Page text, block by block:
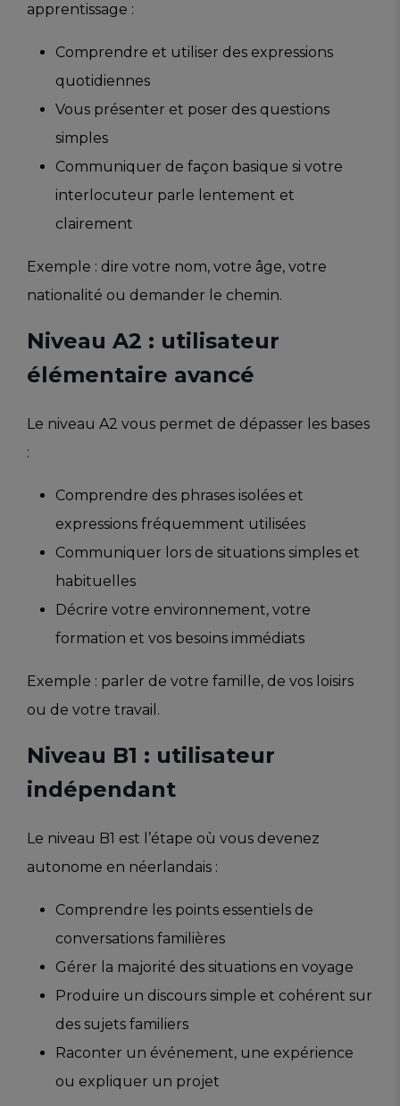
apprentissage :
Comprendre et utiliser des expressions
quotidiennes
Vous présenter et poser des questions
simples
Communiquer de façon basique si votre
interlocuteur parle lentement et
clairement
Exemple : dire votre nom, votre âge, votre
nationalité ou demander le chemin.
Niveau A2 : utilisateur
élémentaire avancé
Le niveau A2 vous permet de dépasser les bases
:
Comprendre des phrases isolées et
expressions fréquemment utilisées
Communiquer lors de situations simples et
habituelles
Décrire votre environnement, votre
formation et vos besoins immédiats
Exemple : parler de votre famille, de vos loisirs
ou de votre travail.
Niveau B1 : utilisateur
indépendant
Le niveau B1 est l’étape où vous devenez
autonome en néerlandais :
Comprendre les points essentiels de
conversations familières
Gérer la majorité des situations en voyage
Produire un discours simple et cohérent sur
des sujets familiers
Raconter un événement, une expérience
ou expliquer un projet